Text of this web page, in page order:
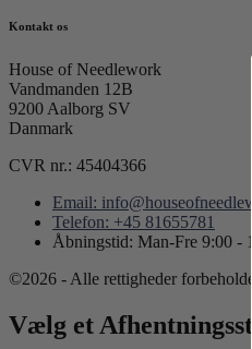
Kontakt os
House of Needlework
Vandmanden 12B
9200 Aalborg SV
Danmark
CVR nr.: 45404366
Email:
Telefon: +45 81655781
Åbningstid: Man-Fre 9:00 -
©2026 - Alle rettigheder
Vælg et